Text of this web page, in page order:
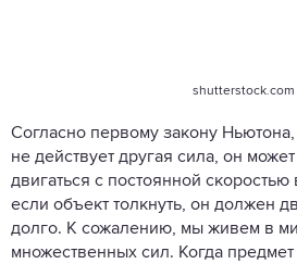
shutterstock.com
Согласно первому закону
не действует другая сила, он
двигаться с постоянной
если объект толкнуть, он должен
долго. К сожалению, мы живем в
множественных сил. Когда